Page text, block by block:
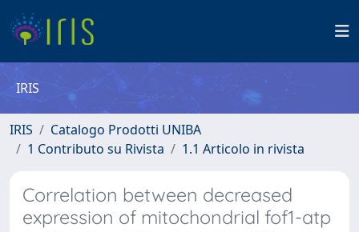
IRIS
IRIS
Catalogo Prodotti UNIBA
1 Contributo su Rivista
1.1 Articolo in rivista
Correlation between decreased
expression of mitochondrial fof1-atp